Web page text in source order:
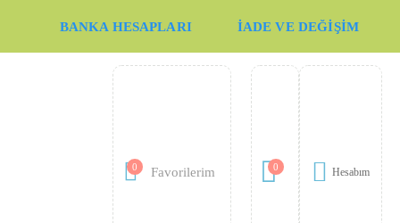
BANKA HESAPLARI İADE VE DEĞIŞIM
0 Favorilerim 0 Hesabım